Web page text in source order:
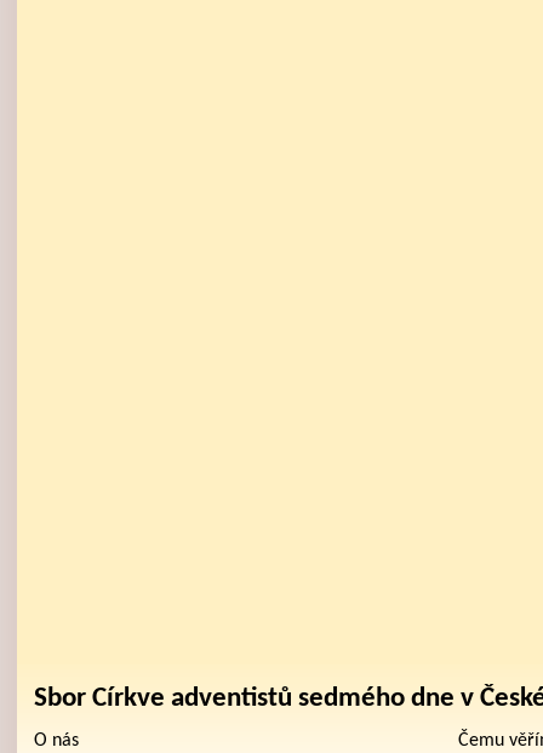
Sbor Církve adventistů sedmého dne v
O nás
Čemu